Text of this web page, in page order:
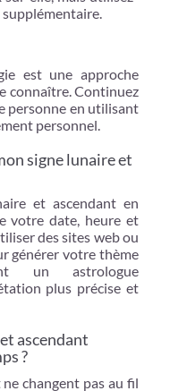
est une approche
connaître. Continuez
personne en utilisant
personnel.
signe lunaire et
et ascendant en
votre date, heure et
des sites web ou
générer votre thème
un astrologue
plus précise et
ascendant
?
changent pas au fil